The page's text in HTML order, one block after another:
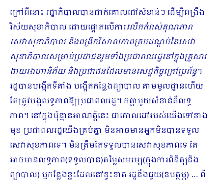
ក្រៅពីនោះ រដ្ឋាភិបាលបានដាក់គោលដៅសំខាន់ៗ ដើម្បីពង្រឹង
វិស័យសុខាភិបាល ដោយផ្ដោតលើការលើកកំពស់គុណភាព
សេវាសុខាភិបាល និងពង្រីកវិសាលភាពគ្របដណ្ដប់នៃសេវា
សុខាភិបាលសម្រាប់ប្រជាជនរួមទាំងប្រជាពលរដ្ឋនៅក្នុងគ្រួសារ
ងាយរងហានិភ័យ និងប្រជាជនដែលមានសេដ្ឋកិច្ចក្រៅប្រព័ន្ធ។ ​
រដ្ឋបានបង្កើតទីតាំង បង្កើតកន្លែងព្យាបាល តាមមូលដ្ឋានហើយ
តែត្រូវ​បង្កលទ្ធភាពឱ្យប្រជាពលរដ្ឋ។ កត្តាមួយសំខាន់គឺលទ្ធ
ភាព។​ នៅក្នុង​​ប៉ុន្មានអាណត្តិនេះ ជាគោលដៅរបស់យើងទៅខាង
មុខ ប្រជាពលរដ្ឋយើងគ្រប់គ្នា មិនអាចមានអ្នកមិនបានទទួល
សេវាសុខភាពទេ។ មិនត្រឹមតែទទួលបានសេវាសុខភាពទេ តែ
អាចមានលទ្ធភាព(ទទួលបាន)តម្លៃសមរម្យ(ក្នុងការពិនិត្យនិង
ព្យាបាល) ឬកន្លែងខ្លះដែលនៅខ្វះខាត រដ្ឋនឹងជួយ(ឧបត្ថម្ភ) … ពី